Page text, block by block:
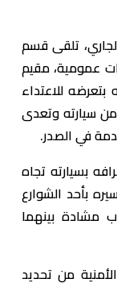
تبين أنه في 3 يوليو الجاري، تلقى قسم
عمومية، مقيم
للاعتداء
من سيارته وتعدى
في الصدر.
بسيارته تجاه
بأحد الشوارع
مشادة بينهما
من تحديد